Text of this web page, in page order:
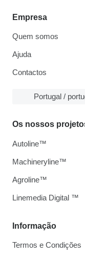
Empresa
Quem somos
Ajuda
Contactos
Portugal /
Informação
Termos e Condições
Os nossos
Autoline™
Machineryline™
Agroline™
Linemedia Digital ™